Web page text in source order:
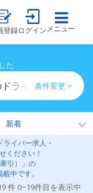
登録ログイン メニュー
た
ライバー求人・運
条件変更 >
イバー求人・
ください！
引）」の
中です。
件 0~19件目を表示中